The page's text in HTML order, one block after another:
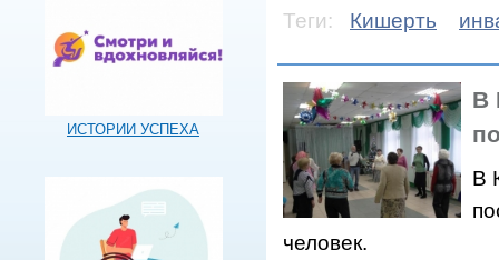
ИСТОРИИ УСПЕХА
Теги:
Кишерть
В
В
человек.